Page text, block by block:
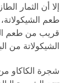
إلا أن الثمار
طعم
قريب من طعم
الشيكولاتة من
شجرة الكاكاو